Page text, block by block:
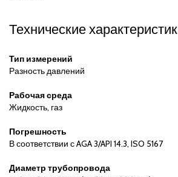
Технические
Тип измерений
Разность давлений
Рабочая среда
Жидкость, газ
Погрешность
В соответствии с AGA 3/API 14.3, ISO 5167
Диаметр трубопровода